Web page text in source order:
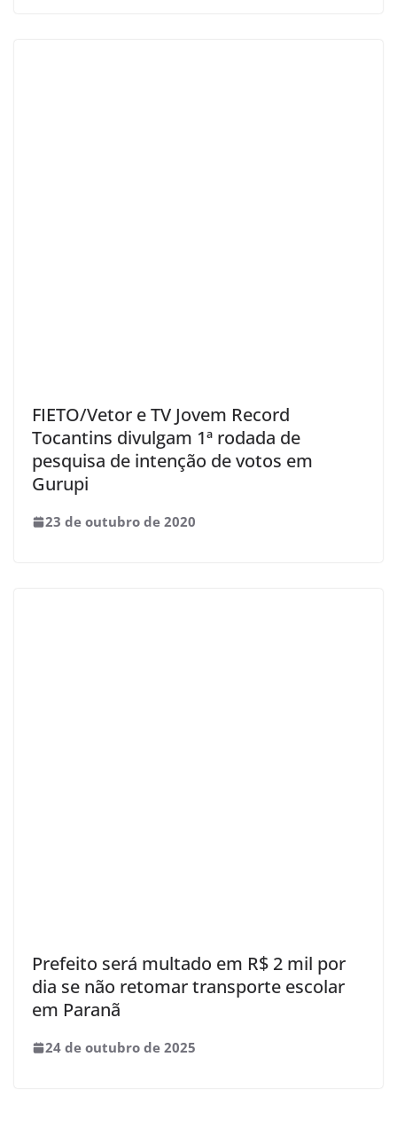
FIETO/Vetor e TV Jovem Record
Tocantins divulgam 1ª rodada de
pesquisa de intenção de votos em
Gurupi
23 de outubro de 2020
Prefeito será multado em R$ 2 mil por
dia se não retomar transporte escolar
em Paranã
24 de outubro de 2025